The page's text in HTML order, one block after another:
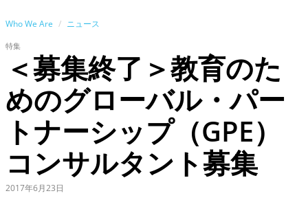
Who We Are ニュース
特集
＜募集終了＞教育のた
めのグローバル・パー
トナーシップ（GPE）
コンサルタント募集
2017年6月23日